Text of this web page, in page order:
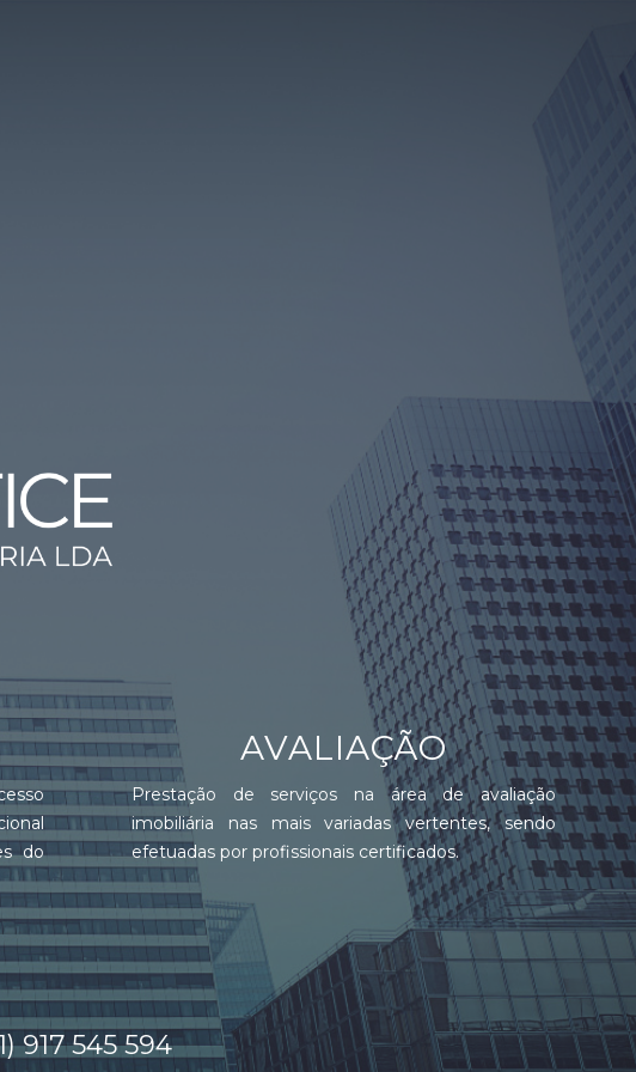
do
AVALIAÇÃO
Prestação de serviços na área de avaliação
imobiliária nas mais variadas vertentes, sendo
efetuadas por profissionais certificados.
917 545 594